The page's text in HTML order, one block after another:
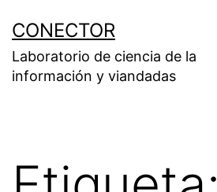
contenido
CONECTOR
Laboratorio de ciencia de la
información y viandadas